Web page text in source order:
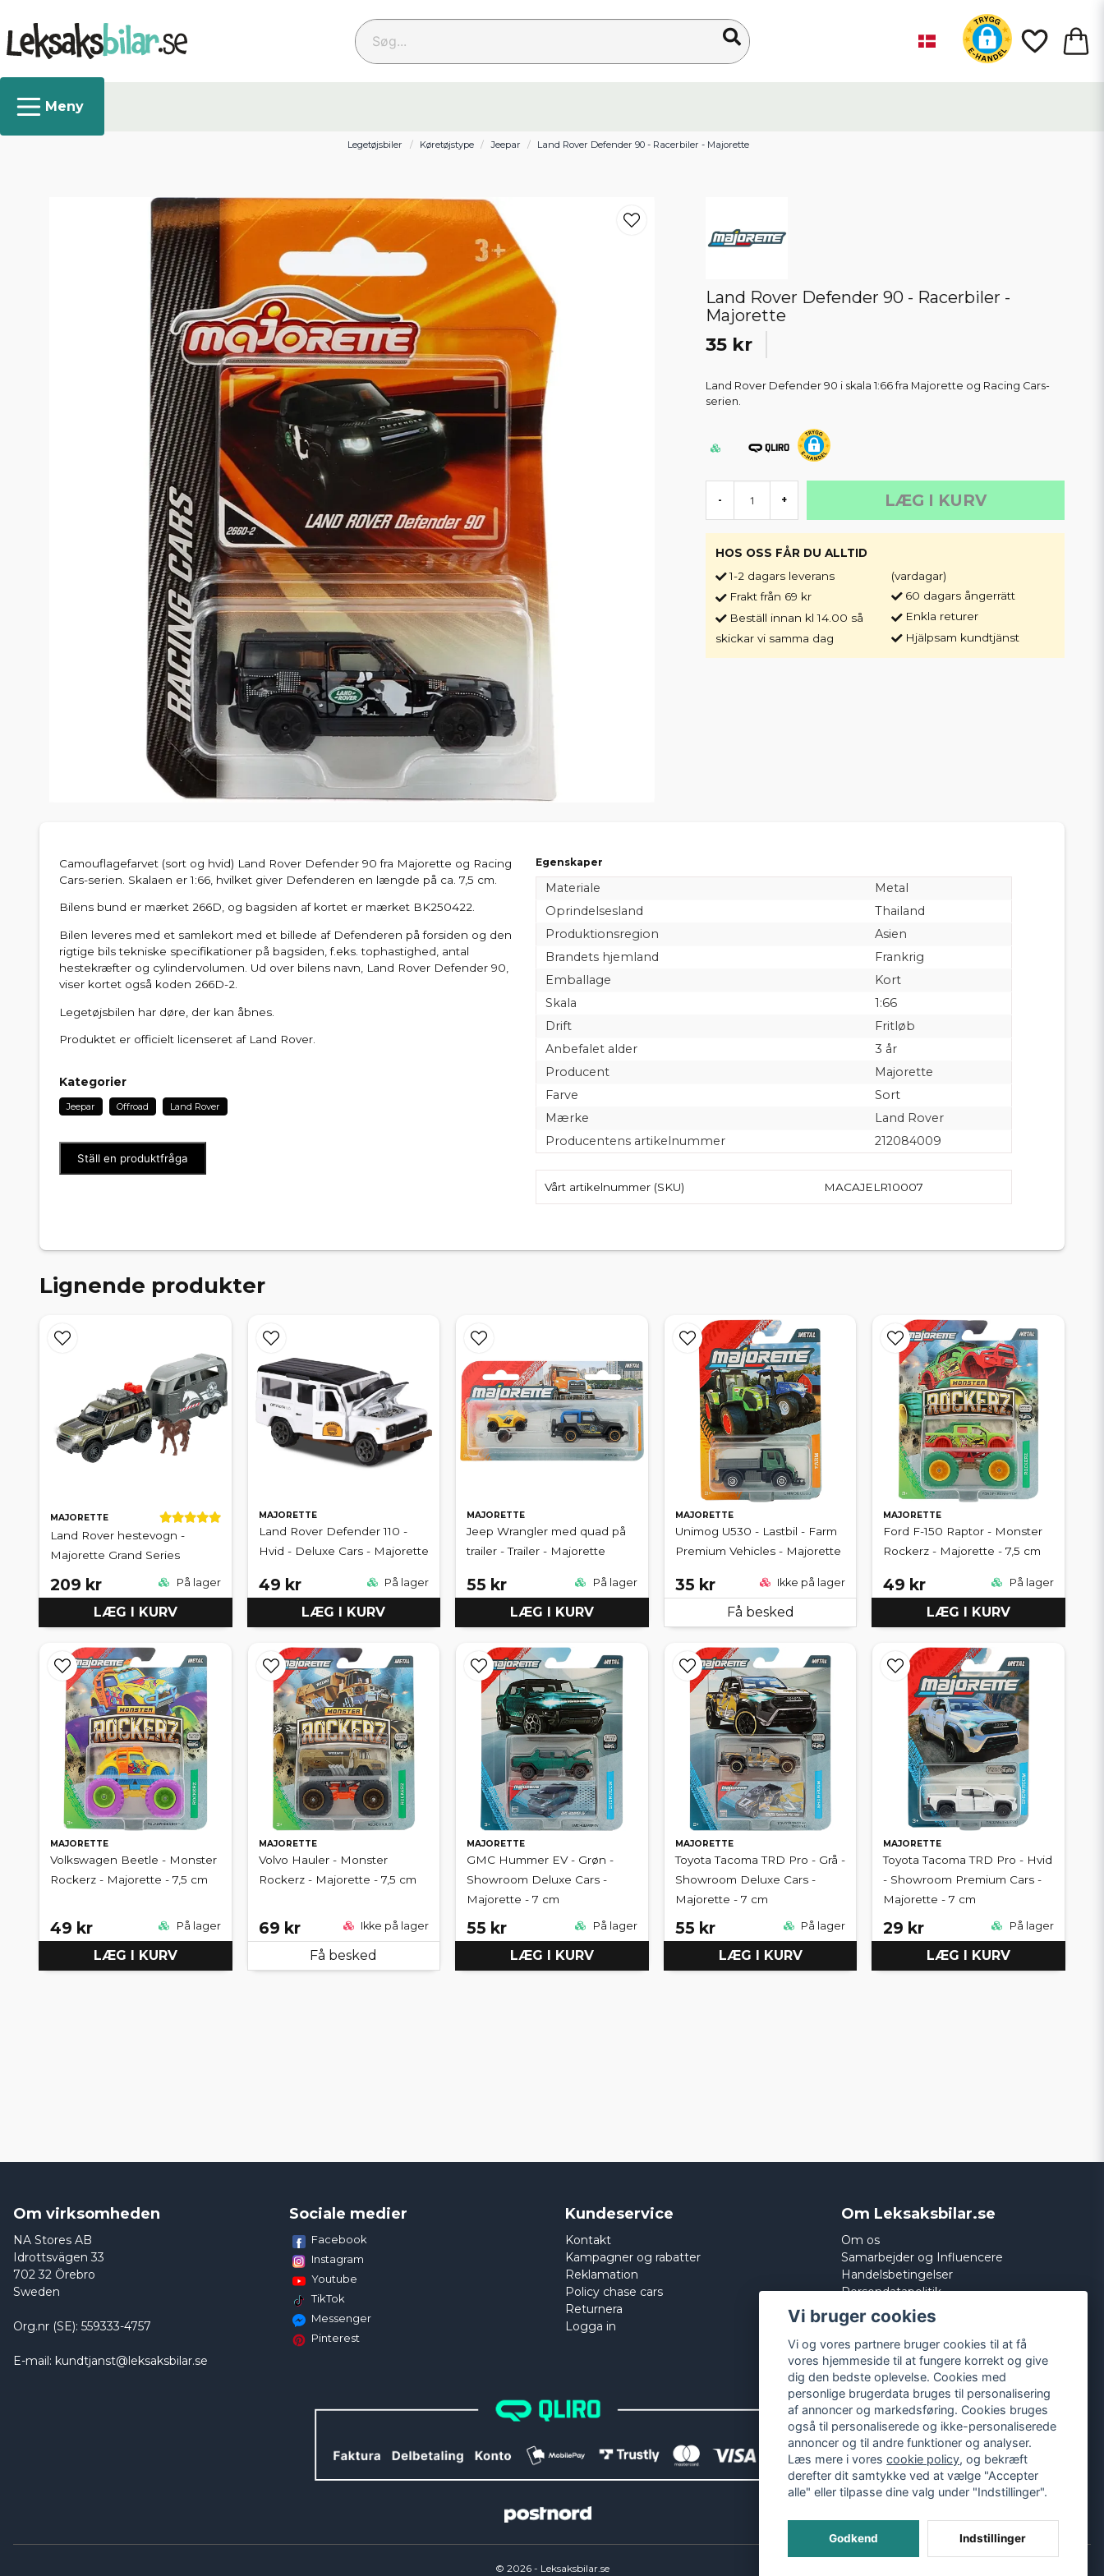
Søg...
Legetøjsbiler Køretøjstype Jeepar Land Rover Defender 90 - Racerbiler - Majorette
Land Rover Defender 90 - Racerbiler -
Majorette
35 kr
Land Rover Defender 90 i skala 1:66 fra Majorette og Racing Cars-
serien.
- + LÆG I KURV
HOS OSS FÅR DU ALLTID
1-2 dagars leverans
Frakt från 69 kr
Beställ innan kl 14.00 så
skickar vi samma dag
(vardagar)
60 dagars ångerrätt
Enkla returer
Hjälpsam kundtjänst
Camouflagefarvet (sort og hvid) Land Rover Defender 90 fra Majorette og Racing
Cars-serien. Skalaen er 1:66, hvilket giver Defenderen en længde på ca. 7,5 cm.
Bilens bund er mærket 266D, og bagsiden af kortet er mærket BK250422.
Bilen leveres med et samlekort med et billede af Defenderen på forsiden og den
rigtige bils tekniske specifikationer på bagsiden, f.eks. tophastighed, antal
hestekræfter og cylindervolumen. Ud over bilens navn, Land Rover Defender 90,
viser kortet også koden 266D-2.
Legetøjsbilen har døre, der kan åbnes.
Produktet er officielt licenseret af Land Rover.
Kategorier
Jeepar Offroad Land Rover
Ställ en produktfråga
Egenskaper
Materiale
Metal
Oprindelsesland
Thailand
Produktionsregion
Asien
Brandets hjemland
Frankrig
Emballage
Kort
Skala
1:66
Drift
Fritløb
Anbefalet alder
3 år
Producent
Majorette
Farve
Sort
Mærke
Land Rover
Producentens artikelnummer
212084009
Vårt artikelnummer (SKU) MACAJELR10007
Lignende produkter
MAJORETTE
Land Rover hestevogn -
Majorette Grand Series
209 kr På lager
LÆG I KURV
MAJORETTE
Land Rover Defender 110 -
Hvid - Deluxe Cars - Majorette
49 kr På lager
LÆG I KURV
MAJORETTE
Jeep Wrangler med quad på
trailer - Trailer - Majorette
55 kr På lager
LÆG I KURV
MAJORETTE
Unimog U530 - Lastbil - Farm
Premium Vehicles - Majorette
35 kr Ikke på lager
Få besked
MAJORETTE
Ford F-150 Raptor - Monster
Rockerz - Majorette - 7,5 cm
49 kr På lager
LÆG I KURV
MAJORETTE
Volkswagen Beetle - Monster
Rockerz - Majorette - 7,5 cm
49 kr På lager
LÆG I KURV
MAJORETTE
Volvo Hauler - Monster
Rockerz - Majorette - 7,5 cm
69 kr Ikke på lager
Få besked
MAJORETTE
GMC Hummer EV - Grøn -
Showroom Deluxe Cars -
Majorette - 7 cm
55 kr På lager
LÆG I KURV
MAJORETTE
Toyota Tacoma TRD Pro - Grå -
Showroom Deluxe Cars -
Majorette - 7 cm
55 kr På lager
LÆG I KURV
MAJORETTE
Toyota Tacoma TRD Pro - Hvid
- Showroom Premium Cars -
Majorette - 7 cm
29 kr På lager
LÆG I KURV
Om virksomheden
NA Stores AB
Idrottsvägen 33
702 32 Örebro
Sweden
Org.nr (SE): 559333-4757
E-mail: kundtjanst@leksaksbilar.se
Sociale medier
Facebook
Instagram
Youtube
TikTok
Messenger
Pinterest
Kundeservice
Kontakt
Kampagner og rabatter
Reklamation
Policy chase cars
Returnera
Logga in
Om Leksaksbilar.se
Om os
Samarbejder og Influencere
Handelsbetingelser
Persondatapolitik
Cookies
© 2026- Leksaksbilar.se
Vi bruger cookies
Vi og vores partnere bruger cookies til at få
vores hjemmeside til at fungere korrekt og give
dig den bedste oplevelse. Cookies med
personlige brugerdata bruges til personalisering
af annoncer og markedsføring. Cookies bruges
også til personaliserede og ikke-personaliserede
annoncer og til andre funktioner og analyser.
Læs mere i vorescookie policy, og bekræft
derefter dit samtykke ved at vælge "Accepter
alle" eller tilpasse dine valg under "Indstillinger".
Godkend Indstillinger